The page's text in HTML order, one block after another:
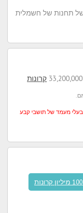
תחנות של חשמלית
33,200,000 קרונות
בעלי מעמד של תושבי קבע